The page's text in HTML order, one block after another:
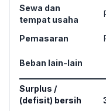
Sewa dan
tempat usaha
Pemasaran
Beban lain-lain
Surplus /
(defisit) bersih